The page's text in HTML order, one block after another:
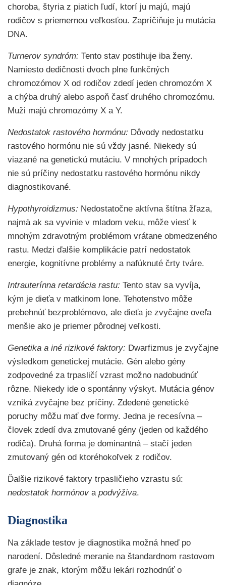
choroba, štyria z piatich ľudí, ktorí ju majú, majú
rodičov s priemernou veľkosťou. Zapríčiňuje ju mutácia
DNA.
Turnerov syndróm: Tento stav postihuje iba ženy.
Namiesto dedičnosti dvoch plne funkčných
chromozómov X od rodičov zdedí jeden chromozóm X
a chýba druhý alebo aspoň časť druhého chromozómu.
Muži majú chromozómy X a Y.
Nedostatok rastového hormónu: Dôvody nedostatku
rastového hormónu nie sú vždy jasné. Niekedy sú
viazané na genetickú mutáciu. V mnohých prípadoch
nie sú príčiny nedostatku rastového hormónu nikdy
diagnostikované.
Hypothyroidizmus: Nedostatočne aktívna štítna žľaza,
najmä ak sa vyvinie v mladom veku, môže viesť k
mnohým zdravotným problémom vrátane obmedzeného
rastu. Medzi ďalšie komplikácie patrí nedostatok
energie, kognitívne problémy a nafúknuté črty tváre.
Intrauterínna retardácia rastu: Tento stav sa vyvíja,
kým je dieťa v matkinom lone. Tehotenstvo môže
prebehnúť bezproblémovo, ale dieťa je zvyčajne oveľa
menšie ako je priemer pôrodnej veľkosti.
Genetika a iné rizikové faktory: Dwarfizmus je zvyčajne
výsledkom genetickej mutácie. Gén alebo gény
zodpovedné za trpasličí vzrast možno nadobudnúť
rôzne. Niekedy ide o spontánny výskyt. Mutácia génov
vzniká zvyčajne bez príčiny. Zdedené genetické
poruchy môžu mať dve formy. Jedna je recesívna –
človek zdedí dva zmutované gény (jeden od každého
rodiča). Druhá forma je dominantná – stačí jeden
zmutovaný gén od ktoréhokoľvek z rodičov.
Ďalšie rizikové faktory trpasličieho vzrastu sú:
nedostatok hormónov a podvýživa.
Diagnostika
Na základe testov je diagnostika možná hneď po
narodení. Dôsledné meranie na štandardnom rastovom
grafe je znak, ktorým môžu lekári rozhodnúť o